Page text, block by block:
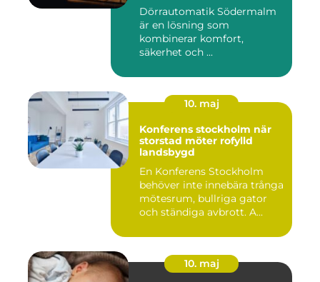
Dörrautomatik Södermalm
är en lösning som
kombinerar komfort,
säkerhet och ...
10. maj
Konferens stockholm när
storstad möter rofylld
landsbygd
En Konferens Stockholm
behöver inte innebära trånga
mötesrum, bullriga gator
och ständiga avbrott. A...
10. maj